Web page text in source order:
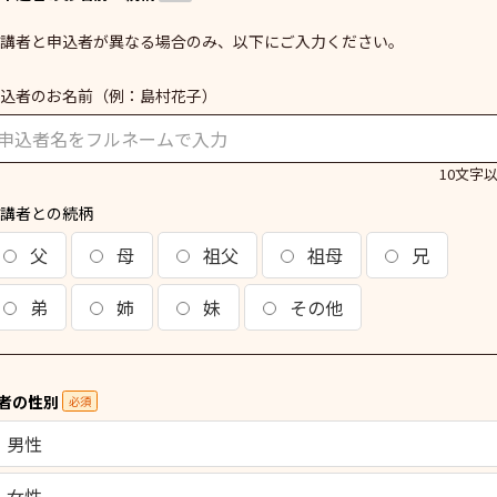
者と申込者が異なる場合のみ、以下にご入力ください。
者のお名前 （例：島村花子）
10文字
者との続柄
父 母 祖父 祖母
兄
弟
姉 妹 その他
の性別 必須
男性